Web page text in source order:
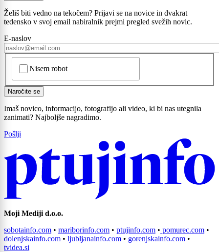
Želiš biti vedno na tekočem? Prijavi se na novice in dvakrat
tedensko v svoj email nabiralnik prejmi pregled svežih novic.
E-naslov
Nisem robot
Naročite se
Imaš novico, informacijo, fotografijo ali video, ki bi nas utegnila
zanimati? Najboljše nagradimo.
Pošlji
Moji Mediji d.o.o.
sobotainfo.com • mariborinfo.com • ptujinfo.com • pomurec.com •
dolenjskainfo.com • ljubljanainfo.com • gorenjskainfo.com •
tvidea.si
Prijavi se na cajtng